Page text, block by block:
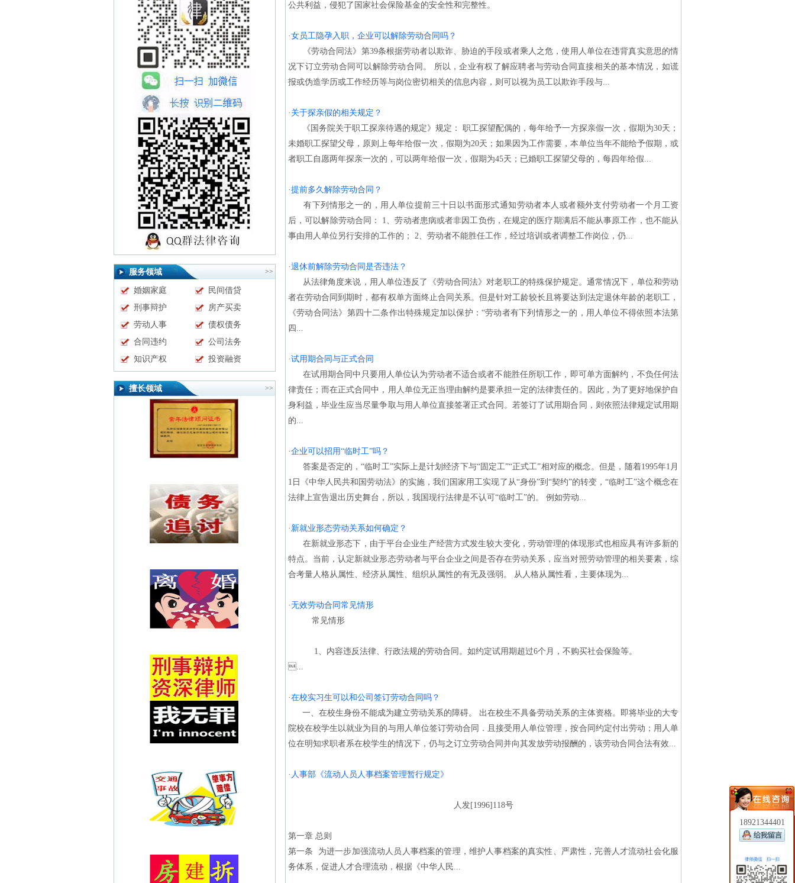
服务领域 >>
婚姻家庭
民间借贷
刑事辩护
房产买卖
劳动人事
债权债务
合同违约
公司法务
知识产权
投资融资
擅长领域 >>
公共利益，侵犯了国家社会保险基金的安全性和完整性。
·女员工隐孕入职，企业可以解除劳动合同吗？
《劳动合同法》第39条根据劳动者以欺诈、胁迫的手段或者乘人之危，使用人单位在违背真实意思的情
况下订立劳动合同可以解除劳动合同。 所以，企业有权了解应聘者与劳动合同直接相关的基本情况，如谎
报或伪造学历或工作经历等与岗位密切相关的信息内容，则可以视为员工以欺诈手段与...
· 关于探亲假的相关规定？
《国务院关于职工探亲待遇的规定》规定： 职工探望配偶的，每年给予一方探亲假一次，假期为30天；
未婚职工探望父母，原则上每年给假一次，假期为20天；如果因为工作需要，本单位当年不能给予假期，或
者职工自愿两年探亲一次的，可以两年给假一次，假期为45天；已婚职工探望父母的，每四年给假...
·提前多久解除劳动合同？
有下列情形之一的，用人单位提前三十日以书面形式通知劳动者本人或者额外支付劳动者一个月工资
后，可以解除劳动合同： 1、劳动者患病或者非因工负伤，在规定的医疗期满后不能从事原工作，也不能从
事由用人单位另行安排的工作的； 2、劳动者不能胜任工作，经过培训或者调整工作岗位，仍...
·退休前解除劳动合同是否违法？
从法律角度来说，用人单位违反了《劳动合同法》对老职工的特殊保护规定。通常情况下，单位和劳动
者在劳动合同到期时，都有权单方面终止合同关系。但是针对工龄较长且将要达到法定退休年龄的老职工，
《劳动合同法》第四十二条作出特殊规定加以保护：“劳动者有下列情形之一的，用人单位不得依照本法第
四...
·试用期合同与正式合同
在试用期合同中只要用人单位认为劳动者不适合或者不能胜任所职工作，即可单方面解约，不负任何法
律责任；而在正式合同中，用人单位无正当理由解约是要承担一定的法律责任的。因此，为了更好地保护自
身利益，毕业生应当尽量争取与用人单位直接签署正式合同。若签订了试用期合同，则依照法律规定试用期
的...
·企业可以招用“临时工”吗？
答案是否定的，“临时工”实际上是计划经济下与“固定工”“正式工”相对应的概念。但是，随着1995年1月
1日《中华人民共和国劳动法》的实施，我们国家用工实现了从“身份”到“契约”的转变，“临时工”这个概念在
法律上宣告退出历史舞台，所以，我国现行法律是不认可“临时工”的。 例如劳动...
· 新就业形态劳动关系如何确定？
在新就业形态下，由于平台企业生产经营方式发生较大变化，劳动管理的体现形式也相应具有许多新的
特点。当前，认定新就业形态劳动者与平台企业之间是否存在劳动关系，应当对照劳动管理的相关要素，综
合考量人格从属性、经济从属性、组织从属性的有无及强弱。 从人格从属性看，主要体现为...
·无效劳动合同常见情形
常见情形
1、内容违反法律、行政法规的劳动合同。如约定试用期超过6个月，不购买社会保险等。
...
·在校实习生可以和公司签订劳动合同吗？
一、在校生身份不能成为建立劳动关系的障碍。 出在校生不具备劳动关系的主体资格。即将毕业的大专
院校在校学生以就业为目的与用人单位签订劳动合同．且接受用人单位管理，按合同约定付出劳动；用人单
位在明知求职者系在校学生的情况下，仍与之订立劳动合同并向其发放劳动报酬的，该劳动合同合法有效...
· 人事部《流动人员人事档案管理暂行规定》
人发[1996]118号
第一章 总则
第一条 为进一步加强流动人员人事档案的管理，维护人事档案的真实性、严肃性，完善人才流动社会化服
务体系，促进人才合理流动，根据《中华人民...
18921344401